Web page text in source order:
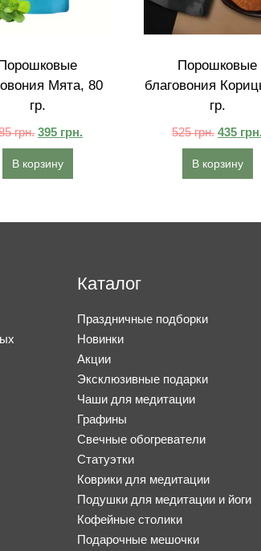
Мята, 80
гр.
грн. 395 грн.
В корзину
Порошковые
благовония
гр.
525грн. 435 грн.
В корзину
Каталог
Праздничные подборки
Новинки
Акции
Эксклюзивные подарки
Чаши для медитации
Графины
Свечные обогреватели
Статуэтки
Коврики для медитации
Подушки для медитации и йоги
Кофейные столики
Подарочные мешочки